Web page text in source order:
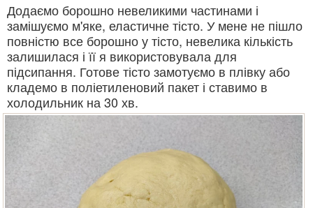
Додаємо борошно невеликими частинами і
замішуємо м'яке, еластичне тісто. У мене не пішло
повністю все борошно у тісто, невелика кількість
залишилася і її я використовувала для
підсипання. Готове тісто замотуємо в плівку або
кладемо в поліетиленовий пакет і ставимо в
холодильник на 30 хв.